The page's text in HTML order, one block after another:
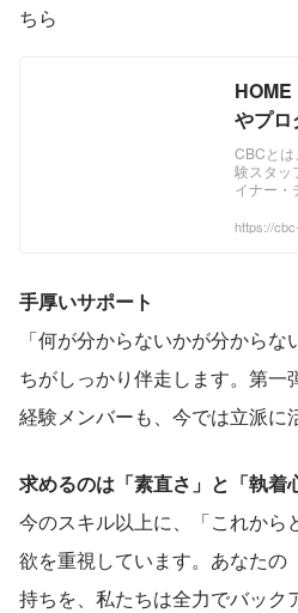
ちら
やプロ
CBCと
験スタッ
イナー・
学ぶこと
https://
手厚いサポート
「何が分からないかが分から
ちがしっかり伴走します。第一
経験メンバーも、今では立派に
求めるのは「素直さ」と「執着
今のスキル以上に、「これから
欲を重視しています。あなたの
持ちを、私たちは全力でバック